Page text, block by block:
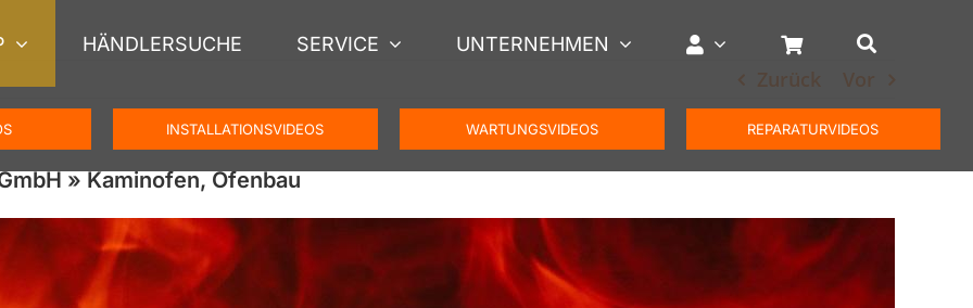
HÄNDLERSUCHE SERVICE UNTERNEHMEN
INSTALLATIONSVIDEOS WARTUNGSVIDEOS REPARATURVIDEOS
Zurück Vor
» Kaminofen, Ofenbau